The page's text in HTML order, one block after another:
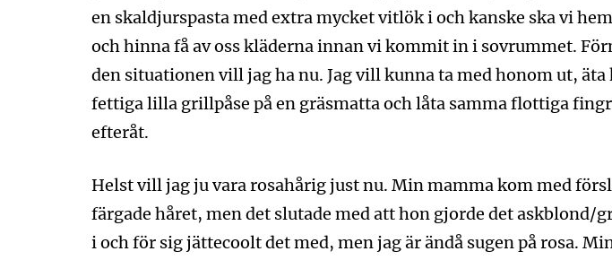
en skaldjurspasta med extra mycket vitlök i och kanske ska vi
och hinna få av oss kläderna innan vi kommit in i sovrummet.
den situationen vill jag ha nu. Jag vill kunna ta med honom ut,
fettiga lilla grillpåse på en gräsmatta och låta samma flottiga
efteråt.
Helst vill jag ju vara rosahårig just nu. Min mamma kom med
färgade håret, men det slutade med att hon gjorde det askblond/
i och för sig jättecoolt det med, men jag är ändå sugen på rosa.